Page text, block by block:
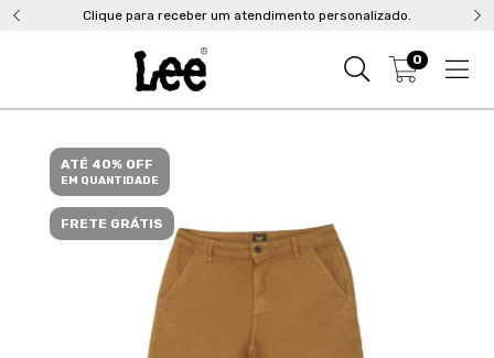
Clique para receber um atendimento personalizado.
0
ATÉ 40% OFF
EM QUANTIDADE
FRETE GRÁTIS